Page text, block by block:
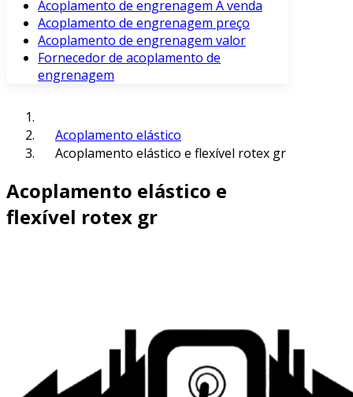
Acoplamento de engrenagem À venda
Acoplamento de engrenagem preço
Acoplamento de engrenagem valor
Fornecedor de acoplamento de
engrenagem
Acoplamento elástico
Acoplamento elástico e flexível rotex gr
Acoplamento elástico e
flexível rotex gr